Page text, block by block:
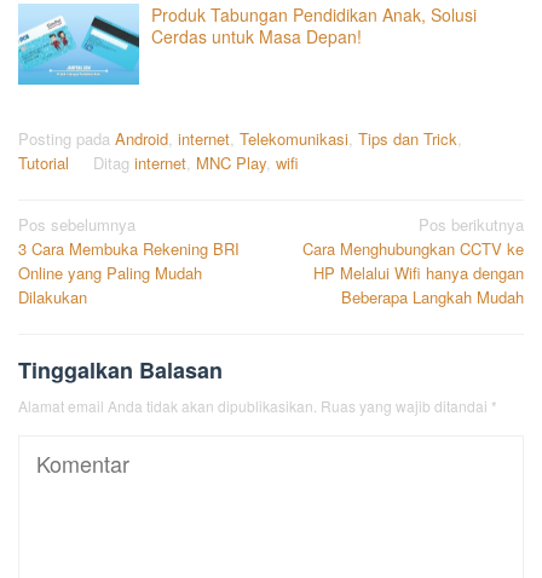
Produk Tabungan Pendidikan Anak, Solusi
Cerdas untuk Masa Depan!
Posting pada Android, internet, Telekomunikasi, Tips dan Trick,
Tutorial
Ditag internet, MNC Play, wifi
Navigasi
pos
Pos sebelumnya
3 Cara Membuka Rekening BRI
Online yang Paling Mudah
Dilakukan
Pos berikutnya
Cara Menghubungkan CCTV ke
HP Melalui Wifi hanya dengan
Beberapa Langkah Mudah
Tinggalkan Balasan
Alamat email Anda tidak akan dipublikasikan. Ruas yang wajib ditandai *